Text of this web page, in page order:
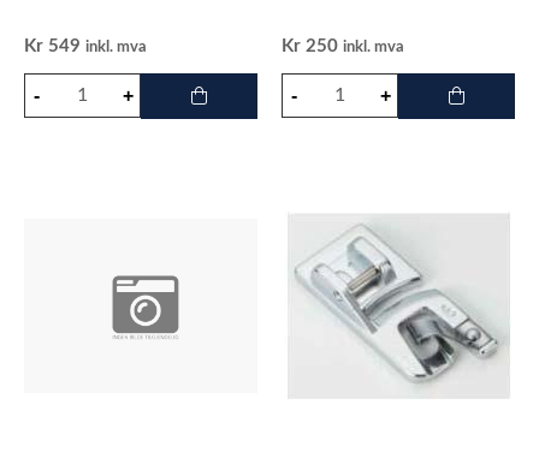
Kr 549 inkl. mva Kr 250 inkl. mva